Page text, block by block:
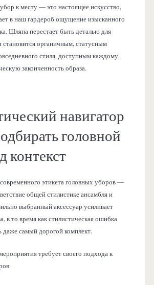
к месту — это настоящее искусство,
в наш гардероб ощущение изысканного
Шляпа перестает быть деталью для
становится органичным, статусным
стиля, доступным каждому,
законченность образа.
навигатор
головной
контекст
этикета головных уборов —
общей стилистике ансамбля и
выбранный аксессуар усиливает
в то время как стилистическая ошибка
самый дорогой комплект.
требует своего подхода к